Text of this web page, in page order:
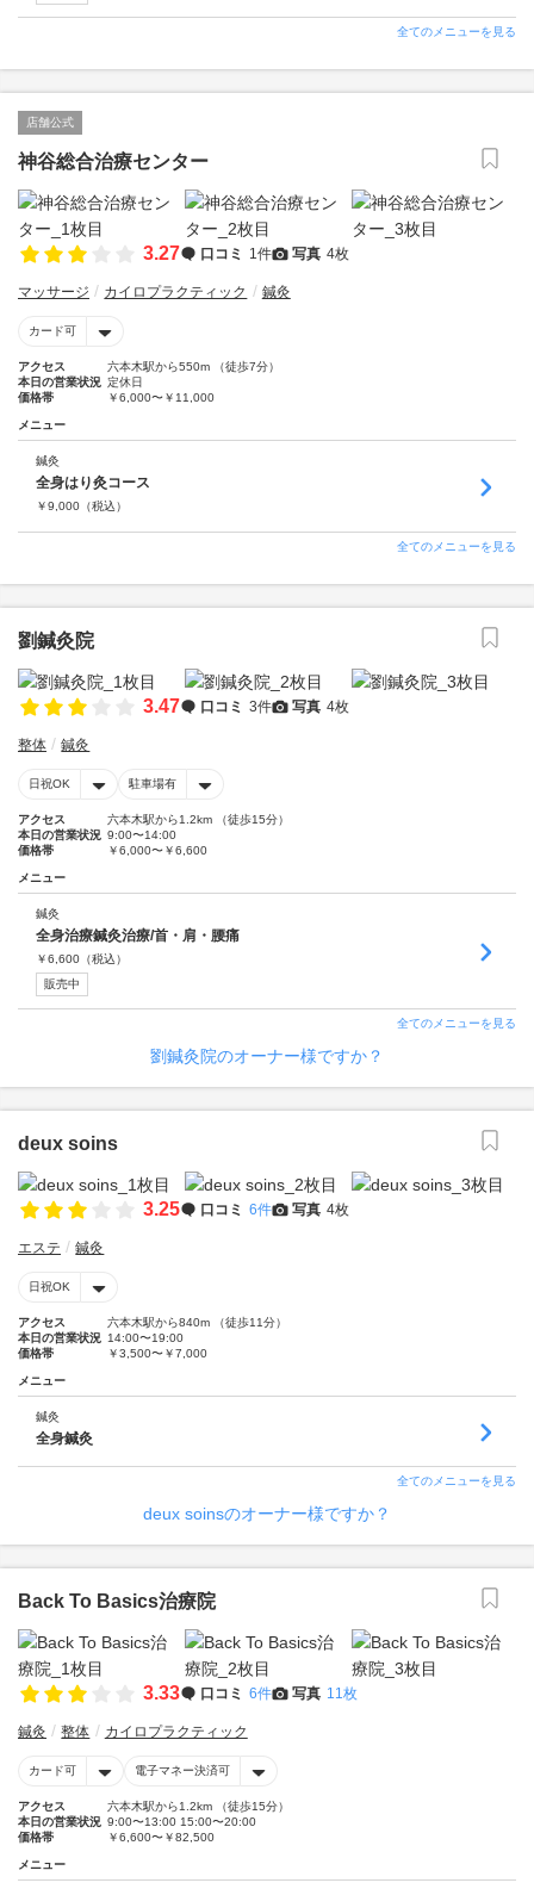
全てのメニューを見る
店舗公式
神谷総合治療センター
3.27 口コミ 1件 写真 4枚
マッサージ カイロプラクティック 鍼灸
カード可
アクセス
六本木駅から550m （徒歩7分）
本日の営業状況 定休日
価格帯
￥6,000〜￥11,000
メニュー
鍼灸
全身はり灸コース
￥9,000 （税込）
全てのメニューを見る
劉鍼灸院
3.47 口コミ 3件 写真 4枚
整体 鍼灸
日祝OK 駐車場有
アクセス
六本木駅から1.2km （徒歩15分）
本日の営業状況 9:00〜14:00
価格帯
￥6,000〜￥6,600
メニュー
鍼灸
全身治療鍼灸治療/首・肩・腰痛
￥6,600 （税込）
販売中
全てのメニューを見る
劉鍼灸院のオーナー様ですか？
deux soins
3.25 口コミ 6件 写真 4枚
エステ 鍼灸
日祝OK
アクセス
六本木駅から840m （徒歩11分）
本日の営業状況 14:00〜19:00
価格帯
￥3,500〜￥7,000
メニュー
鍼灸
全身鍼灸
全てのメニューを見る
deux soinsのオーナー様ですか？
Back To Basics治療院
3.33 口コミ 6件 写真 11枚
鍼灸 整体 カイロプラクティック
カード可 電子マネー決済可
アクセス
六本木駅から1.2km （徒歩15分）
本日の営業状況 9:00〜13:00 15:00〜20:00
価格帯
￥6,600〜￥82,500
メニュー